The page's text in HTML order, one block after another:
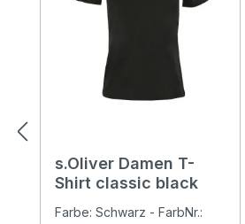
s.Oliver Damen T-
Shirt classic black
Farbe: Schwarz - FarbNr.: